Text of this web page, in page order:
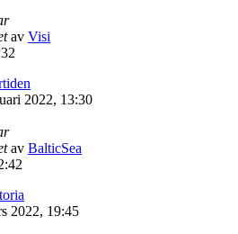
av Visi
2022, 13:30
av BalticSea
2022, 19:45